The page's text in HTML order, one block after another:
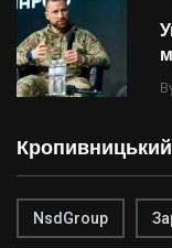
NsdGroup